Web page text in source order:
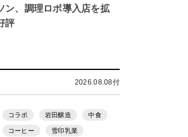
ン、調理ロボ導入店を拡
評
2026.08.08付
コラボ 岩田醸造 中食
コーヒー 雪印乳業